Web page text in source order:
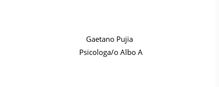
Gaetano Pujia
Psicologa/o Albo A